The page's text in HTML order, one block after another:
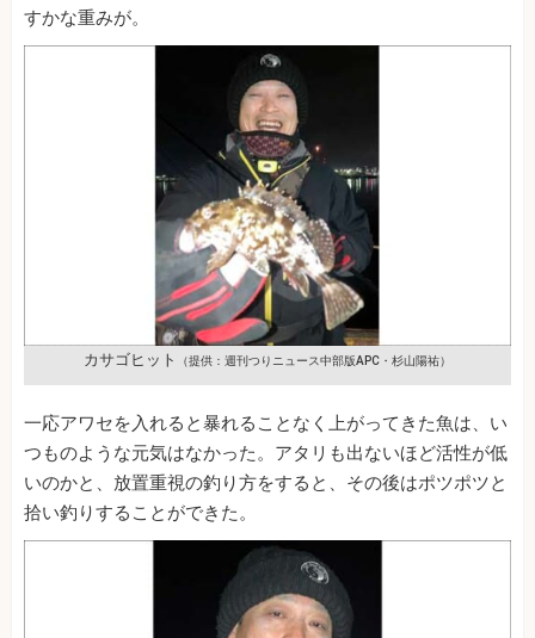
すかな重みが。
カサゴヒット （提供：週刊つりニュース中部版APC・杉山陽祐）
一応アワセを入れると暴れることなく上がってきた魚は、い
つものような元気はなかった。アタリも出ないほど活性が低
いのかと、放置重視の釣り方をすると、その後はポツポツと
拾い釣りすることができた。